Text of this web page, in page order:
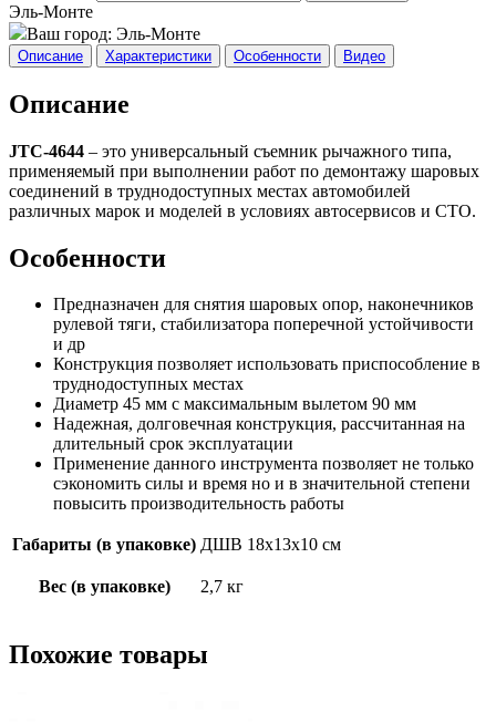
Эль-Монте
Ваш город: Эль-Монте
Описание Характеристики Особенности Видео
Описание
JTC-4644 – это универсальный съемник рычажного типа,
применяемый при выполнении работ по демонтажу шаровых
соединений в труднодоступных местах автомобилей
различных марок и моделей в условиях автосервисов и СТО.
Особенности
Предназначен для снятия шаровых опор, наконечников
рулевой тяги, стабилизатора поперечной устойчивости
и др
Конструкция позволяет использовать приспособление в
труднодоступных местах
Диаметр 45 мм с максимальным вылетом 90 мм
Надежная, долговечная конструкция, рассчитанная на
длительный срок эксплуатации
Применение данного инструмента позволяет не только
сэкономить силы и время но и в значительной степени
повысить производительность работы
Габариты (в упаковке) ДШВ 18х13х10 см
Вес (в упаковке) 2,7 кг
Похожие товары